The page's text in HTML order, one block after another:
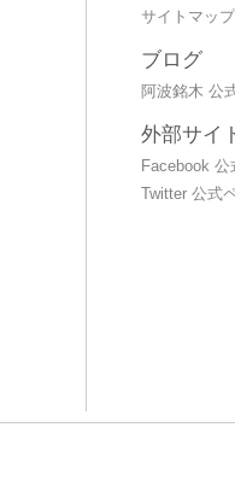
サイトマップ
ブログ
阿波銘木 公
外部サイ
Facebook 公
Twitter 公式